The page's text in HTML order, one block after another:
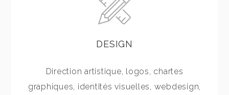
DESIGN
Direction artistique, logos, chartes
graphiques, identités visuelles, webdesign,